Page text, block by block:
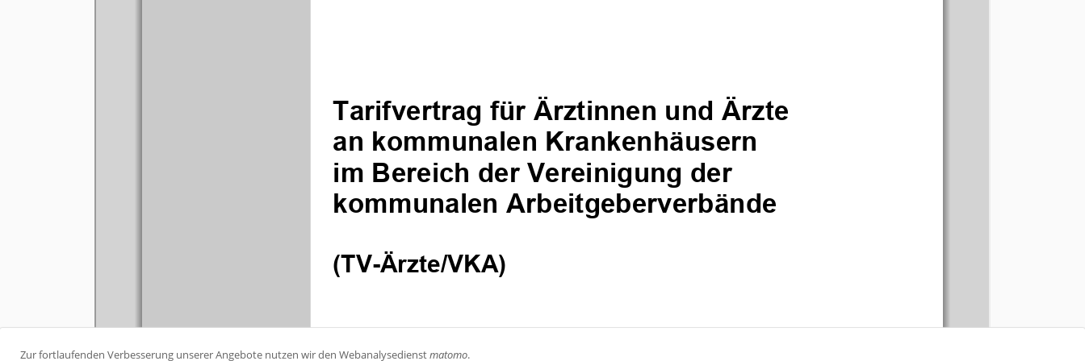
Zur fortlaufenden Verbesserung unserer Angebote nutzen wir den Webanalysedienstmatomo.